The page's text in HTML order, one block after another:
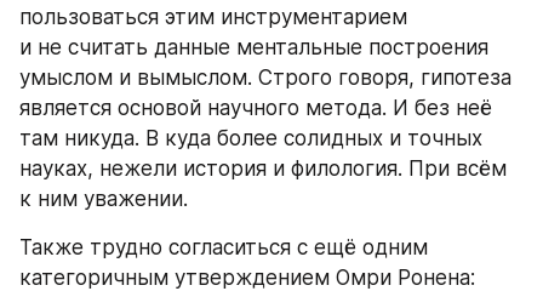
пользоваться этим инструментарием
и не считать данные ментальные построения
умыслом и вымыслом. Строго говоря, гипотеза
является основой научного метода. И без неё
там никуда. В куда более солидных и точных
науках, нежели история и филология. При всём
к ним уважении.
Также трудно согласиться с ещё одним
категоричным утверждением Омри Ронена: